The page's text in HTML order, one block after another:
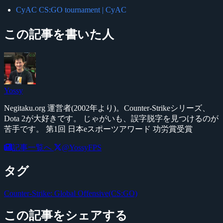
CyAC CS:GO tournament | CyAC
この記事を書いた人
Yossy
Negitaku.org 運営者(2002年より)。Counter-Strikeシリーズ、
Dota 2が大好きです。 じゃがいも、誤字脱字を見つけるのが
苦手です。 第1回 日本eスポーツアワード 功労賞受賞
記事一覧へ @YossyFPS
タグ
Counter-Strike: Global Offensive(CS:GO)
この記事をシェアする